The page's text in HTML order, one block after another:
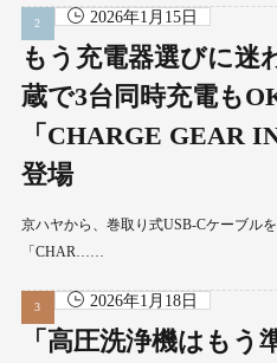
2026年1月15日
もう充電器選びに迷
蔵で3台同時充電も
「CHARGE GEAR
登場
京ハヤから、巻取り式USB-Cケーブル
「CHAR……
2026年1月18日
「高圧洗浄機はもう